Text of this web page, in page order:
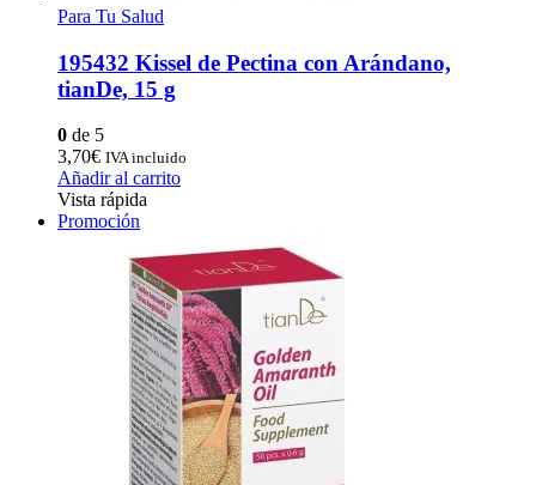
Para Tu Salud
195432 Kissel de Pectina con Arándano,
tianDe, 15 g
0 de 5
3,70€ IVA incluido
Añadir al carrito
Vista rápida
Promoción